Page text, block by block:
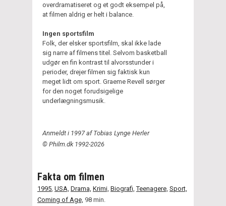
overdramatiseret og et godt eksempel på,
at filmen aldrig er helt i balance.
Ingen sportsfilm
Folk, der elsker sportsfilm, skal ikke lade
sig narre af filmens titel. Selvom basketball
udgør en fin kontrast til alvorsstunder i
perioder, drejer filmen sig faktisk kun
meget lidt om sport. Graeme Revell sørger
for den noget forudsigelige
underlægningsmusik.
Anmeldt i 1997 af Tobias Lynge Herler
© Philm.dk 1992-2026
Fakta om filmen
1995 USA, Drama, Krimi, Biografi, Teenagere, Sport,
Coming of Age, 98 min.